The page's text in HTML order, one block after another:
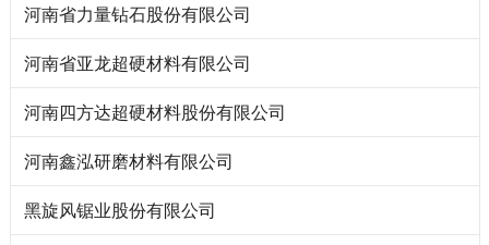
河南省力量钻石股份有限公司
河南省亚龙超硬材料有限公司
河南四方达超硬材料股份有限公司
河南鑫泓研磨材料有限公司
黑旋风锯业股份有限公司